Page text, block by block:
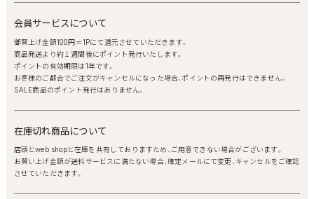
会員サービスについて
御買上げ金額100円＝1Pにて還元させていただきます。
商品発送より約１週間後にポイント発行いたします。
ポイントの有効期限は1年です。
お客様のご都合でご注文がキャンセルになった場合、ポイントの再発行はできません。
SALE商品のポイント発行はありません。
在庫切れ商品について
店頭とweb shopと在庫を共有しておりますため、ご用意できない場合がございます。
お買い上げ金額が送料サービスに満たない場合、確定メールにて変更、キャンセルをご確認
させていただきます。